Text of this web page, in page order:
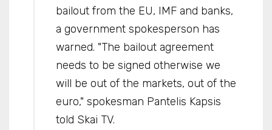
bailout from the EU, IMF and banks,
a government spokesperson has
warned. "The bailout agreement
needs to be signed otherwise we
will be out of the markets, out of the
euro," spokesman Pantelis Kapsis
told Skai TV.